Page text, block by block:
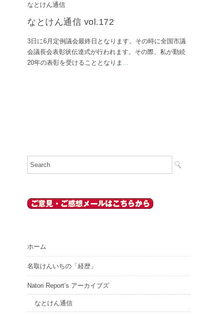
なとけん通信
なとけん通信 vol.172
3日に6月定例議会最終日となります。その時に全国市議
会議長会表彰状伝達式が行われます。その際、私が勤続
20年の表彰を受けることとなりま
ホーム
名取けんいちの「経歴」
Natori Report’s アーカイブズ
なとけん通信